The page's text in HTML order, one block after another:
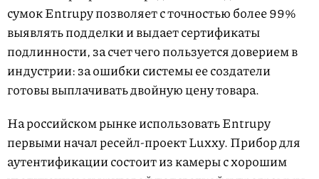
сумок Entrupy позволяет с точностью более 99%
выявлять подделки и выдает сертификаты
подлинности, за счет чего пользуется доверием в
индустрии: за ошибки системы ее создатели
готовы выплачивать двойную цену товара.
На российском рынке использовать Entrupy
первыми начал ресейл-проект Luxxy. Прибор для
аутентификации состоит из камеры с хорошим